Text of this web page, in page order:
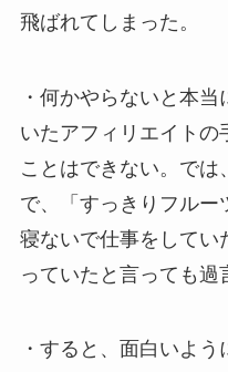
飛ばれてしまった。
・何かやらないと本
いたアフィリエイトの
ことはできない。では
で、「すっきりフルー
寝ないで仕事をしてい
っていたと言っても過
・すると、面白いよ